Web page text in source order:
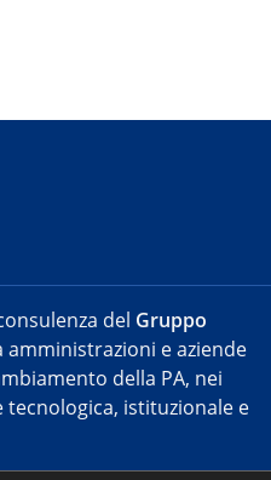
del Gruppo
amministrazioni e aziende
della PA, nei
istituzionale e